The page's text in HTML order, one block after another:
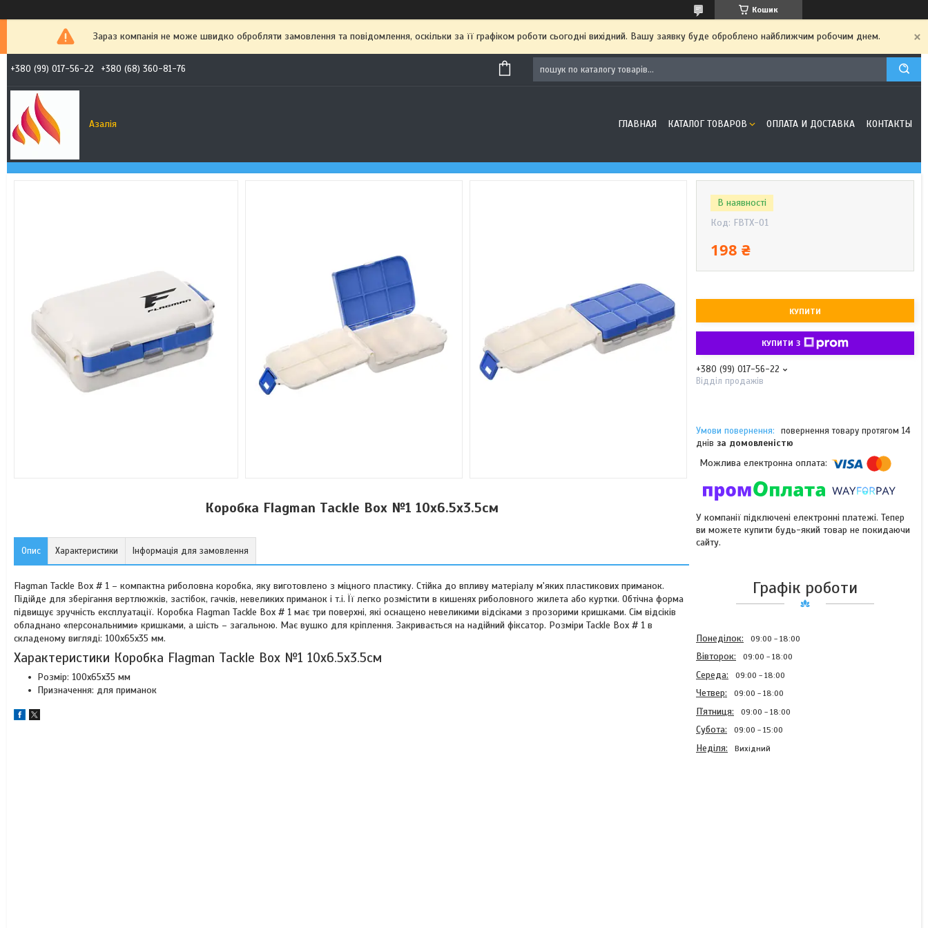
Кошик
Зараз компанія не може швидко обробляти замовлення та повідомлення, оскільки за її графіком роботи сьогодні вихідний. Вашу заявку буде оброблено найближчим робочим днем.
+380 (99) 017-56-22 +380 (68) 360-81-76
Азалія ГЛАВНАЯ КАТАЛОГ ТОВАРОВ ОПЛАТА И ДОСТАВКА КОНТАКТЫ
Коробка Flagman Tackle Box №1 10x6.5x3.5см
Опис Характеристики Інформація для замовлення
Flagman Tackle Box # 1 – компактна риболовна коробка, яку виготовлено ​​з міцного пластику. Стійка до впливу матеріалу м'яких пластикових приманок.
Підійде для зберігання вертлюжків, застібок, гачків, невеликих приманок і т.і. Її легко розмістити в кишенях риболовного жилета або куртки. Обтічна форма
підвищує зручність експлуатації. Коробка Flagman Tackle Box # 1 має три поверхні, які оснащено невеликими відсіками з прозорими кришками. Сім відсіків
обладнано «персональними» кришками, а шість – загальною. Має вушко для кріплення. Закривається на надійний фіксатор. Розміри Tackle Box # 1 в
складеному вигляді: 100х65х35 мм.
Характеристики Коробка Flagman Tackle Box №1 10x6.5x3.5см
Розмір: 100х65х35 мм
Призначення: для приманок
В наявності
Код: FBTX-01
198 ₴
КУПИТИ
КУПИТИ З
+380 (99) 017-56-22
Відділ продажів
повернення товару протягом 14
днів за домовленістю
У компанії підключені електронні платежі. Тепер
ви можете купити будь-який товар не покидаючи
сайту.
Графік роботи
Понеділок 09:00 18:00
Вівторок 09:00 18:00
Середа 09:00 18:00
Четвер 09:00 18:00
Пʼятниця 09:00 18:00
Субота 09:00 15:00
Неділя Вихідний